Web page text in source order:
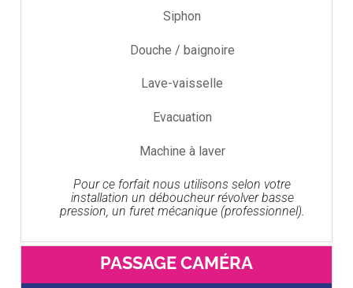
Siphon
Douche / baignoire
Lave-vaisselle
Evacuation
Machine à laver
Pour ce forfait nous utilisons selon votre
installation un déboucheur révolver basse
pression, un furet mécanique (professionnel).
PASSAGE CAMÉRA